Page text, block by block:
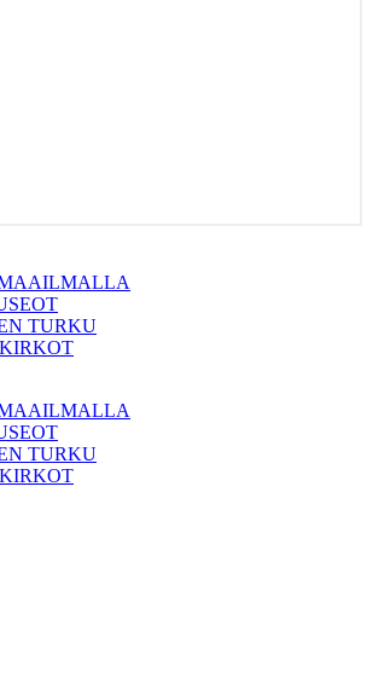
TURKU
TURKU